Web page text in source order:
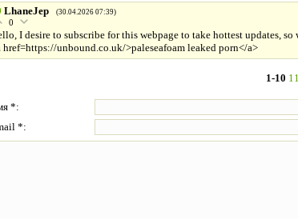
LhaneJep (30.04.2026 07:39)
0
I desire to subscribe for this webpage to take hottest updates,
href=https://unbound.co.uk/>paleseafoam leaked porn</a>
1-10
*:
*: